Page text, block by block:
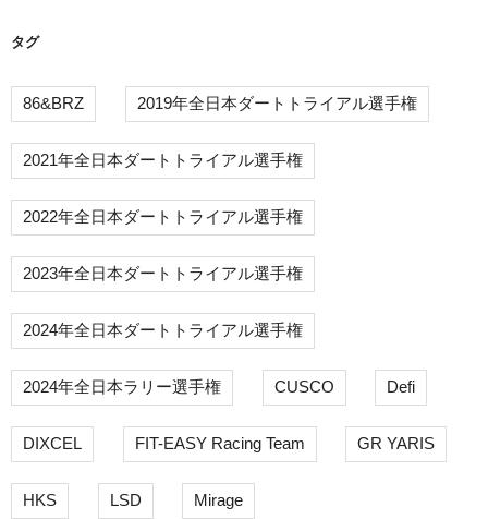
タグ
86&BRZ 2019年全日本ダートトライアル選手権
2021年全日本ダートトライアル選手権
2022年全日本ダートトライアル選手権
2023年全日本ダートトライアル選手権
2024年全日本ダートトライアル選手権
2024年全日本ラリー選手権 CUSCO Defi
DIXCEL FIT-EASY Racing Team GR YARIS
HKS LSD Mirage